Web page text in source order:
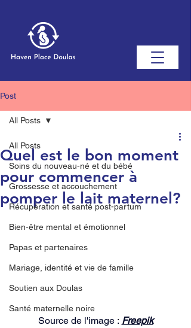
Post
All Posts
Soins du nouveau-né et du bébé
Grossesse et accouchement
Récupération et santé post-partum
Bien-être mental et émotionnel
Papas et partenaires
Mariage, identité et vie de famille
Soutien aux Doulas
Santé maternelle noire
All Posts
Quel est le bon moment
pour commencer à
pomper le lait maternel?
Source de l'image : Freepik